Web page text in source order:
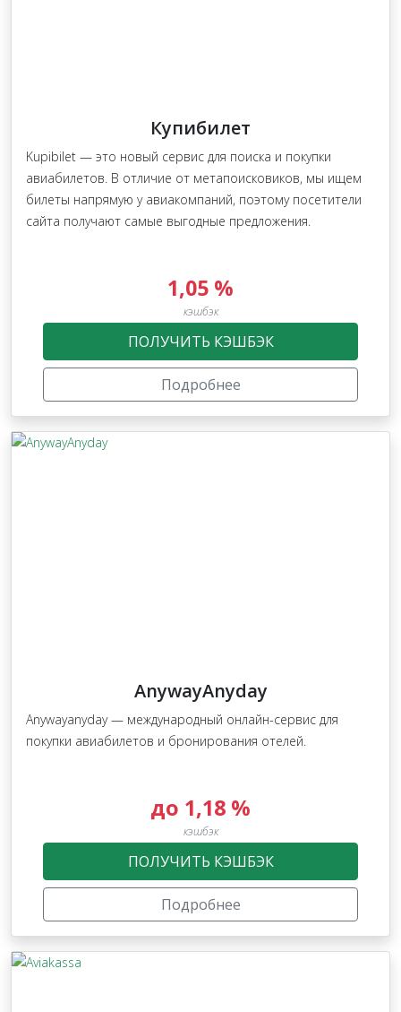
Купибилет
Kupibilet — это новый сервис для поиска и покупки
авиабилетов. В отличие от метапоисковиков, мы ищем
билеты напрямую у авиакомпаний, поэтому посетители
сайта получают самые выгодные предложения.
1,05 %
кэшбэк
ПОЛУЧИТЬ КЭШБЭК
Подробнее
AnywayAnyday
Anywayanyday — международный онлайн-сервис для
покупки авиабилетов и бронирования отелей.
до 1,18 %
кэшбэк
ПОЛУЧИТЬ КЭШБЭК
Подробнее